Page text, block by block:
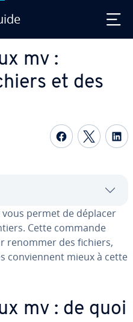
mv :
et des
Partager
permet de déplacer
Cette commande
renommer des fichiers,
con­vien­nent mieux à cette
mv : de quoi